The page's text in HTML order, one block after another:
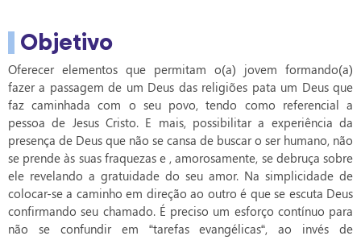
Objetivo
Oferecer elementos que permitam o(a) jovem formando(a)
fazer a passagem de um Deus das religiões pata um Deus que
faz caminhada com o seu povo, tendo como referencial a
pessoa de Jesus Cristo. E mais, possibilitar a experiência da
presença de Deus que não se cansa de buscar o ser humano, não
se prende às suas fraquezas e , amorosamente, se debruça sobre
ele revelando a gratuidade do seu amor. Na simplicidade de
colocar-se a caminho em direção ao outro é que se escuta Deus
confirmando seu chamado. É preciso um esforço contínuo para
não se confundir em “tarefas evangélicas“, ao invés de